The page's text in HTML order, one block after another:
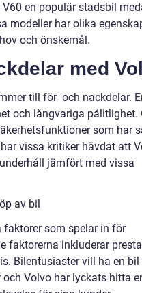
en populär stadsbil
modeller har olika
och önskemål.
med
till för- och nackdelar.
och långvariga pålitlighet.
som har
vissa kritiker hävdat att
jämfört med vissa
av bil
faktorer som spelar in för
faktorerna inkluderar
Bilentusiaster vill ha en
Volvo har lyckats hitta